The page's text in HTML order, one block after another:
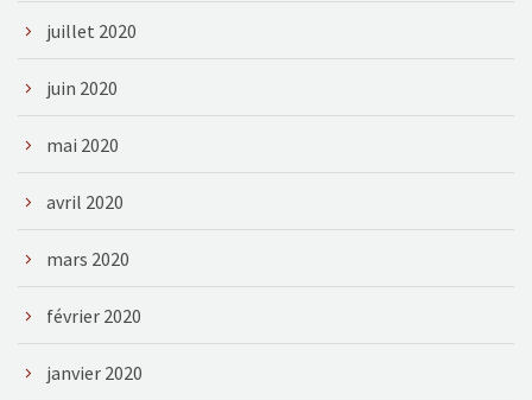
juillet 2020
juin 2020
mai 2020
avril 2020
mars 2020
février 2020
janvier 2020